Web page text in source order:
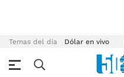
Temas del día Dólar en vivo